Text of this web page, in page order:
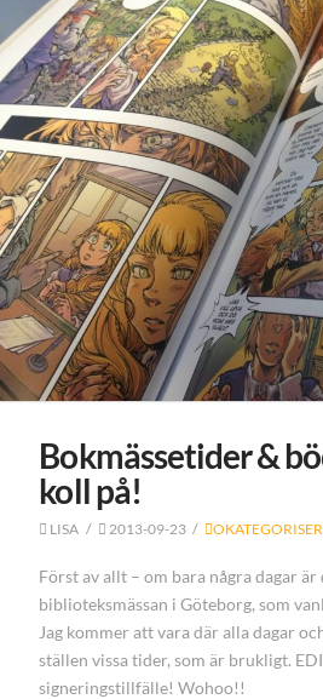
Bokmässetider &
koll på!
LISA 2013-09-23
Först av allt – om bara några dagar är
biblioteksmässan i Göteborg, som
Jag kommer att vara där alla dagar
ställen vissa tider, som är brukligt.
signeringstillfälle! Wohoo!!